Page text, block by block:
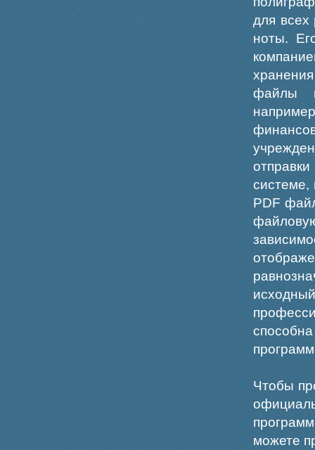
для всех
ноты.
файлы
системе,
PDF
Чтобы
можете